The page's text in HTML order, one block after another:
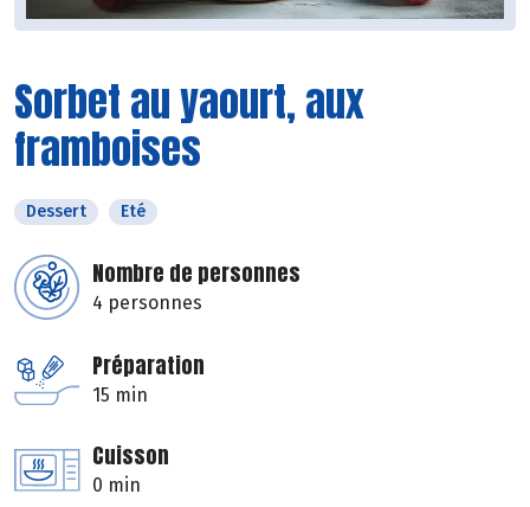
Sorbet au yaourt, aux
framboises
Dessert Eté
Nombre de personnes
4 personnes
Préparation
15 min
Cuisson
0 min